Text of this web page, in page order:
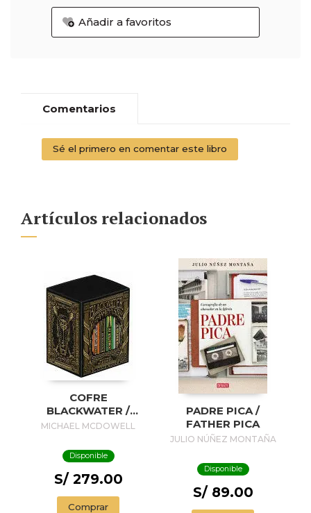
Añadir a favoritos
Comentarios
Sé el primero en comentar este libro
Artículos relacionados
COFRE
BLACKWATER /
BLACKWATER
MICHAEL MCDOWELL
Disponible
S/ 279.00
Comprar
PADRE PICA /
FATHER PICA
JULIO NÚÑEZ MONTAÑA
Disponible
S/ 89.00